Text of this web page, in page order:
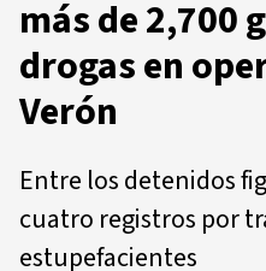
más de 2,700
drogas en
Verón
Entre los detenidos
cuatro registros por
estupefacientes